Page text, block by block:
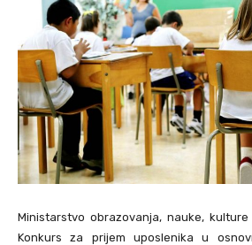
Ministarstvo obrazovanja, nauke,
Konkurs za prijem uposlenika u